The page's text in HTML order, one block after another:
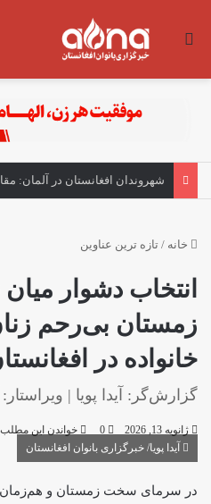
جستجو برای
خانه / تازه ترین عناوین
انتخاب دشوار میان
زمستان بی‌رحم
خانواده در
گزارش‌گر: آیدا پویا |
ژانویه 13, 2026 0 خواندن این مطلب 3 دقیقه زمان میبرد
آیدا پویا/ خبرگزاری بانوان افغانستان
در سرمای سخت زمستان و هم‌زمان